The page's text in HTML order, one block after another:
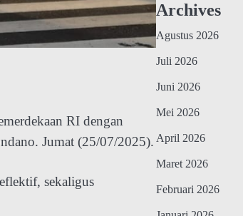
RI dengan
Jumat (25/07/2025).
sekaligus
Archives
Agustus 2026
Juli 2026
Juni 2026
Mei 2026
April 2026
Maret 2026
Februari 2026